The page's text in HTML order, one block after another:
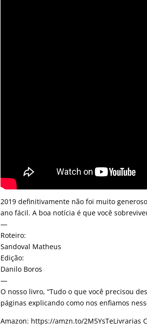
2019 definitivamente não foi muito
ano fácil. A boa notícia é que você
—
Roteiro:
Sandoval Matheus
Edição:
Danilo Boros
—
O nosso livro, “Tudo o que você precisou
páginas explicando como nos enfiamos
Amazon: https://amzn.to/